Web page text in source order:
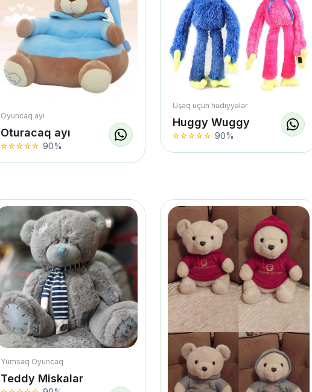
Oyuncaq ayi
Oturacaq ayı
90%
Uşaq üçün hədiyyələr
Huggy Wuggy
90%
Yumsaq Oyuncaq
Teddy Miskalar